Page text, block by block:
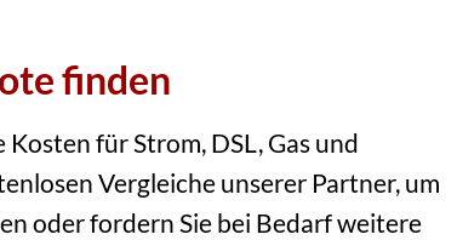
finden
Kosten für Strom, DSL, Gas und
Vergleiche unserer Partner, um
oder fordern Sie bei Bedarf weitere